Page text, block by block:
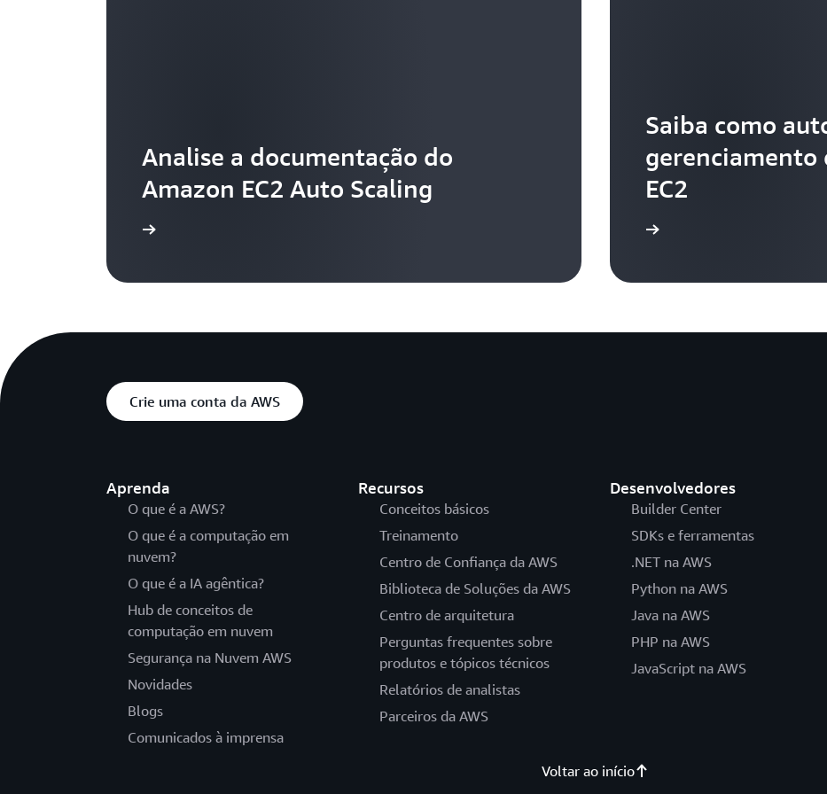
Analise a documentação do
Amazon EC2 Auto Scaling
Saiba como
gerenciamento
EC2
Crie uma conta da AWS
Aprenda
O que é a AWS?
O que é a computação em
nuvem?
O que é a IA agêntica?
Hub de conceitos de
computação em nuvem
Segurança na Nuvem AWS
Novidades
Blogs
Comunicados à imprensa
Recursos
Conceitos básicos
Treinamento
Centro de Confiança da AWS
Biblioteca de Soluções da AWS
Centro de arquitetura
Perguntas frequentes sobre
produtos e tópicos técnicos
Relatórios de analistas
Parceiros da AWS
Desenvolvedores
Builder Center
SDKs e ferramentas
.NET na AWS
Python na AWS
Java na AWS
PHP na AWS
JavaScript na AWS
Voltar ao início